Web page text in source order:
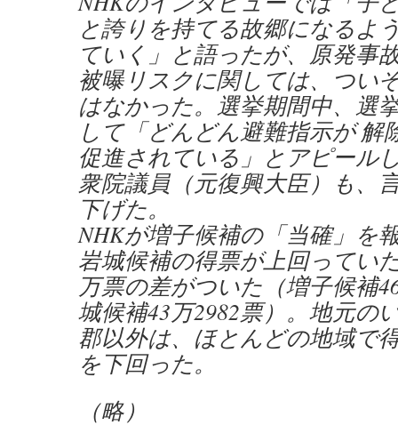
と誇りを持てる故郷になるよ
ていく」と語ったが、原発事
被曝リスクに関しては、つい
はなかった。選挙期間中、選
して「どんどん避難指示が 解
促進されている」とアピール
衆院議員（元復興大臣）も、
下げた。
NHKが増子候補の「当確」を
岩城候補の得票が上回ってい
万票の差がついた（増子候補
城候補43万2982票）。地元の
郡以外は、ほとんどの地域で
を下回った。
（略）